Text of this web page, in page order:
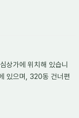
상가에 위치해 있습니
있으며, 320동 건너편